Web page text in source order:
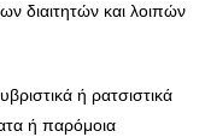
διαιτητών και λοιπών
ή ρατσιστικά
ή παρόμοια